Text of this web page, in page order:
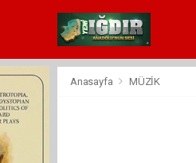
Anasayfa MÜZİK